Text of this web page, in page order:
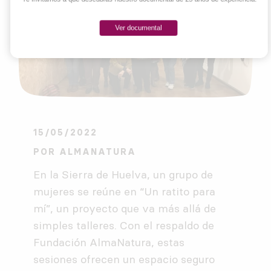
15/05/2022
POR ALMANATURA
En la Sierra de Huelva, un grupo de
mujeres se reúne en “Un ratito para
mí”, un proyecto que va más allá de
simples talleres. Con el respaldo de
Fundación AlmaNatura, estas
sesiones ofrecen un espacio seguro
Ver documental